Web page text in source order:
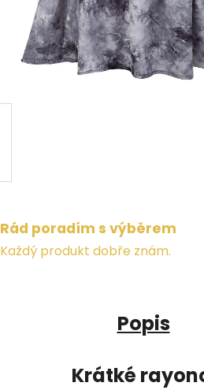
Rád poradím s výběrem
Každý produkt dobře znám.
Popis
Krátké